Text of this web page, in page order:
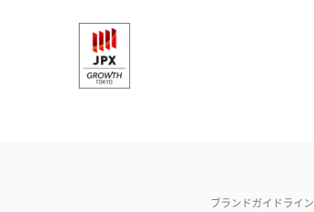
ブランドガイドライン